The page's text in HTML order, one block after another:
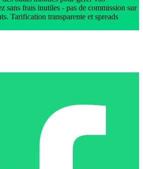
sans frais inutiles - pas de commission sur
Tarification transparente et spreads